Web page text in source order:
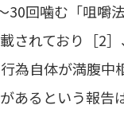
30回噛む「咀嚼
されており［2
為自体が満腹中
あるという報告